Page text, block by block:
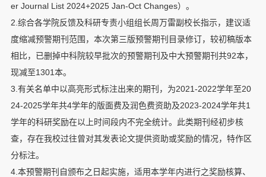
er Journal List 2024+2025 Jan-Oct Changes）。
2.综合各学院反馈及科研专责小组组长周万雷副校长指示，建议适
度缩减预警期刊范围，本次第三版预警期刊目录修订，较初稿版本
相比，已删掉中科院较早批次的预警期刊及中大预警期刊共92本，
现减至1301本。
3.有关名单中以高亮形式标注出来的期刊，为2021-2022学年至20
24-2025学年共4学年的版面费及润色费资助及2023-2024学年共1
学年的科研奖励在以上时间段内不完全统计。此类期刊经初步核
查，存在我校过往曾对其发表论文提供资助或奖励的情况，特作区
分标注。
4.本预警期刊自颁布之日起实施，适用本学年内进行之奖励核算、